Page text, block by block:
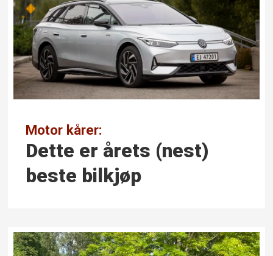
Motor kårer:
Dette er årets (nest)
beste bilkjøp